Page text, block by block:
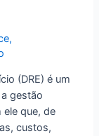
,
(DRE) é um
gestão
que, de
custos,